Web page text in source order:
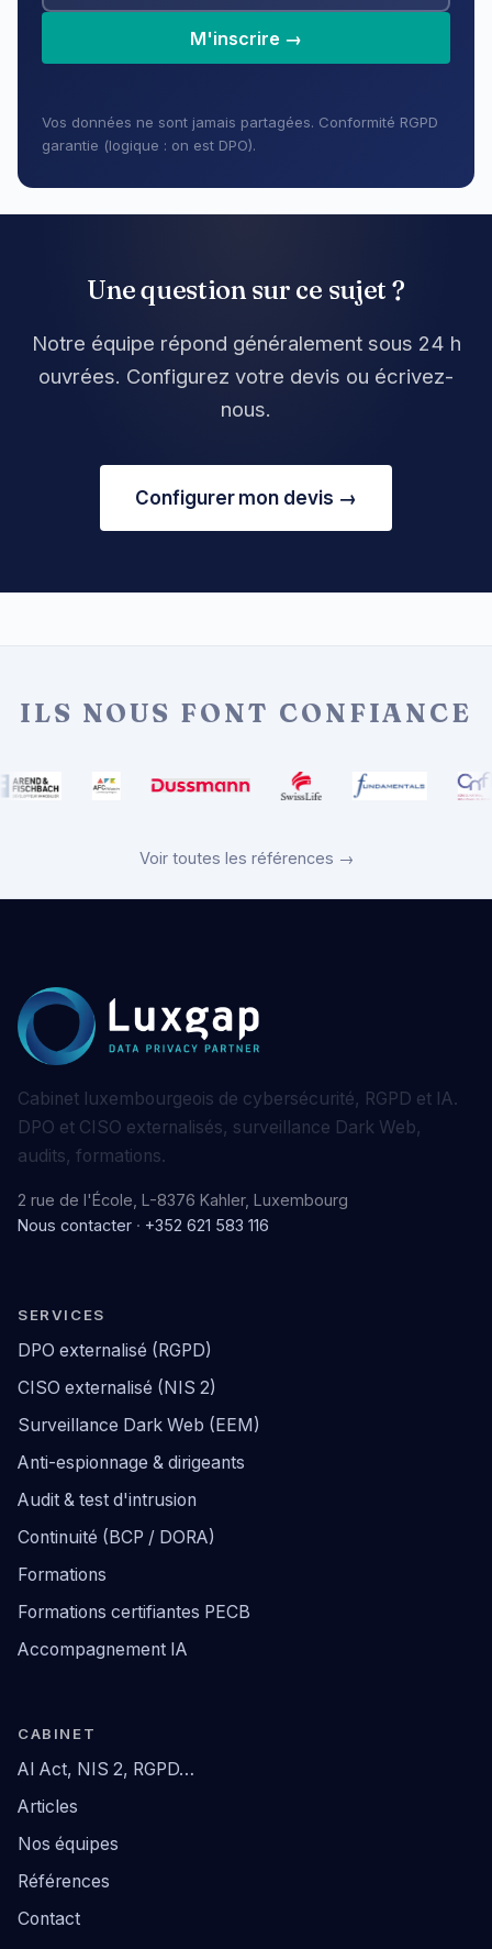
M'inscrire →
Vos données ne sont jamais partagées. Conformité RGPD
garantie (logique : on est DPO).
Une question sur ce sujet ?
Notre équipe répond généralement sous 24 h
ouvrées. Configurez votre devis ou écrivez-
nous.
Configurer mon devis →
ILS NOUS FONT CONFIANCE
Voir toutes les références →
Cabinet luxembourgeois de cybersécurité, RGPD et IA.
DPO et CISO externalisés, surveillance Dark Web,
audits, formations.
2 rue de l'École, L-8376 Kahler, Luxembourg
Nous contacter · +352 621 583 116
SERVICES
DPO externalisé (RGPD)
CISO externalisé (NIS 2)
Surveillance Dark Web (EEM)
Anti-espionnage & dirigeants
Audit & test d'intrusion
Continuité (BCP / DORA)
Formations
Formations certifiantes PECB
Accompagnement IA
CABINET
AI Act, NIS 2, RGPD…
Articles
Nos équipes
Références
Contact